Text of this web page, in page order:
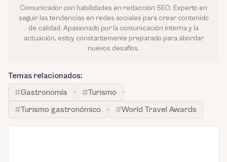
Comunicador con habilidades en redacción SEO. Experto en
seguir las tendencias en redes sociales para crear contenido
de calidad. Apasionado por la comunicación interna y la
actuación, estoy constantemente preparado para abordar
nuevos desafíos.
Temas relacionados:
Gastronomía
· Turismo
·
Turismo gastronómico
· World Travel Awards